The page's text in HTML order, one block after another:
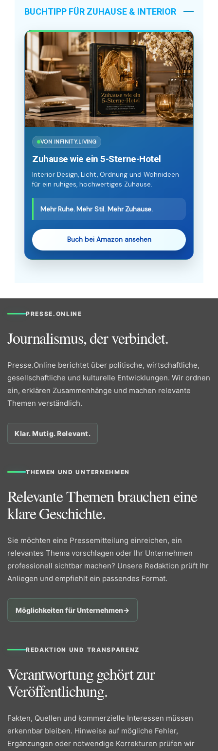
BUCHTIPP FÜR ZUHAUSE & INTERIOR
VON INFINITY.LIVING
Zuhause wie ein 5-Sterne-Hotel
Interior Design, Licht, Ordnung und Wohnideen
für ein ruhiges, hochwertiges Zuhause.
Mehr Ruhe. Mehr Stil. Mehr Zuhause.
Buch bei Amazon ansehen
PRESSE.ONLINE
Journalismus, der verbindet.
Presse.Online berichtet über politische, wirtschaftliche,
gesellschaftliche und kulturelle Entwicklungen. Wir ordnen
ein, erklären Zusammenhänge und machen relevante
Themen verständlich.
Klar. Mutig. Relevant.
THEMEN UND UNTERNEHMEN
Relevante Themen brauchen eine
klare Geschichte.
Sie möchten eine Pressemitteilung einreichen, ein
relevantes Thema vorschlagen oder Ihr Unternehmen
professionell sichtbar machen? Unsere Redaktion prüft Ihr
Anliegen und empfiehlt ein passendes Format.
Möglichkeiten für Unternehmen→
REDAKTION UND TRANSPARENZ
Verantwortung gehört zur
Veröffentlichung.
Fakten, Quellen und kommerzielle Interessen müssen
erkennbar bleiben. Hinweise auf mögliche Fehler,
Ergänzungen oder notwendige Korrekturen prüfen wir